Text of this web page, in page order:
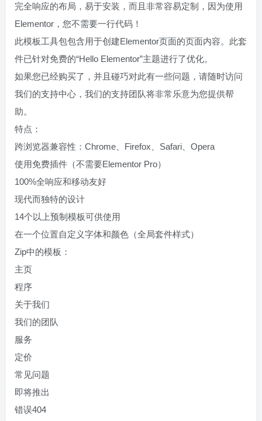
完全响应的布局，易于安装，而且非常容易定制，因为使用
Elementor，您不需要一行代码！
此模板工具包包含用于创建Elementor页面的页面内容。此套
件已针对免费的“Hello Elementor”主题进行了优化。
如果您已经购买了，并且碰巧对此有一些问题，请随时访问
我们的支持中心，我们的支持团队将非常乐意为您提供帮
助。
特点：
跨浏览器兼容性：Chrome、Firefox、Safari、Opera
使用免费插件（不需要Elementor Pro）
100%全响应和移动友好
现代而独特的设计
14个以上预制模板可供使用
在一个位置自定义字体和颜色（全局套件样式）
Zip中的模板：
主页
程序
关于我们
我们的团队
服务
定价
常见问题
即将推出
错误404